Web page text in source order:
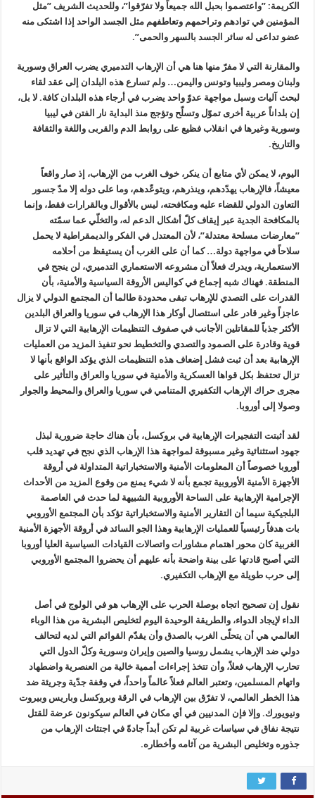
الكريمة: ”واعتصموا بحبل الله جميعاً ولا تفرّقوا”، وللحديث الشريف ”مثل
المؤمنين في توادهم وتراحمهم وتعاطفهم مثل الجسد الواحد إذا اشتكى منه
عضو تداعى له سائر الجسد بالسهر والحمى”.
والمقارنة التي لا مفرّ منها هنا هي أن الإرهاب التدميري يضرب العراق وسورية
ولبنان ومصر وليبيا وتونس واليمن… ولم تسارع هذه البلدان إلى عقد لقاء
لبحث آليات وسبل مواجهة عدوّ واحد يضرب في أرجاء هذه البلدان كافة. لا بل،
إن بلداناً عربية أخرى تموّل وتسلّح وتؤجج منذ البداية نار الفتن في ليبيا
وسورية وغيرها في انقلاب فظيع على روابط الدم والقربى واللغة والثقافة
والتاريخ.
اليوم، لا يمكن لأي متابع أن ينكر، خوف الغرب من الإرهاب، إذ صار واقعاً
معيشاً، فالإرهاب يهدّدهم، وينذرهم، ويتوعّدهم، وما على دوله إلا مدّ جسور
التعاون الدولي للقضاء عليه ومكافحته، ليس بالأقوال وبالقرارات فقط، وإنما
بالمكافحة الجدية عبر إيقاف كلّ أشكال الدعم له، والتخلّي عما سمّته
”معارضات مسلحة معتدلة”، لأن المعتدل في الفكر والديمقراطية لا يحمل
سلاحاً في مواجهة دولة… كما أن على الغرب أن يستيقظ من أحلامه
الاستعمارية، ويدرك فعلاً أن مشروعه الاستعماري التدميري، لن ينجح في
المنطقة. فهناك شبه إجماع في كواليس الأروقة السياسية والأمنية، بأن
القدرات على التصدي للإرهاب تبقى محدودة طالما أن المجتمع الدولي لا يزال
عاجزاً وغير قادر على استئصال أوكار هذا الإرهاب في سوريا والعراق البلدين
الأكثر جذباً للمقاتلين الأجانب في صفوف التنظيمات الإرهابية التي لا تزال
قوية وقادرة على الصمود والتصدي والتخطيط نحو تنفيذ المزيد من العمليات
الإرهابية بعد أن ثبت فشل إضعاف هذه التنظيمات الذي يؤكد الواقع بأنها لا
تزال تحتفظ بكل قواها العسكرية والأمنية في سوريا والعراق والتأثير على
مجرى حراك الإرهاب التكفيري المتنامي في سوريا والعراق والمحيط والجوار
وصولا إلى أوروبا.
لقد أثبتت التفجيرات الإرهابية في بروكسل، بأن هناك حاجة ضرورية لبذل
جهود استثنائية وغير مسبوقة لمواجهة هذا الإرهاب الذي نجح في تهديد قلب
أوروبا خصوصاً أن المعلومات الأمنية والاستخباراتية المتداولة في أروقة
الأجهزة الأمنية الأوروبية تجمع بأنه لا شيء يمنع من وقوع المزيد من الأحداث
الإجرامية الإرهابية على الساحة الأوروبية الشبيهة لما حدث في العاصمة
البلجيكية سيما أن التقارير الأمنية والاستخباراتية تؤكد بأن المجتمع الأوروبي
بات هدفاً رئيسياً للعمليات الإرهابية وهذا الجو السائد في أروقة الأجهزة الأمنية
الغربية كان محور اهتمام مشاورات واتصالات القيادات السياسية العليا أوروبا
التي أصبح قادتها على بينة واضحة بأنه عليهم أن يحضروا المجتمع الأوروبي
إلى حرب طويلة مع الإرهاب التكفيري.
نقول إن تصحيح اتجاه بوصلة الحرب على الإرهاب هو في الولوج في أصل
الداء لإيجاد الدواء، والطريقة الوحيدة اليوم لتخليص البشرية من هذا الوباء
العالمي هي أن يتحلّى الغرب بالصدق وأن يقدّم القوائم التي لديه لتحالف
دولي ضد الإرهاب يشمل روسيا والصين وإيران وسورية وكلّ الدول التي
تحارب الإرهاب فعلاً، وأن تتخذ إجراءات أممية خالية من العنصرية واضطهاد
واتهام المسلمين، وتعتبر العالم فعلاً عالماً واحداً، في وقفة جدّية وجريئة ضد
هذا الخطر العالمي، لا تفرّق بين الإرهاب في الرقة وبروكسل وباريس وبيروت
ونيويورك. وإلا فإن المدنيين في أي مكان في العالم سيكونون عرضة للقتل
نتيجة نفاق في سياسات غربية لم تكن أبداً جادةً في اجتثاث الإرهاب من
جذوره وتخليص البشرية من آثامه وأخطاره.